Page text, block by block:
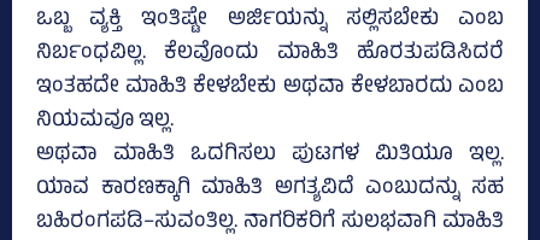
ಒಬ್ಬ ವ್ಯಕ್ತಿ ಇಂತಿಷ್ಟೇ ಅರ್ಜಿಯನ್ನು ಸಲ್ಲಿಸಬೇಕು ಎಂಬ
ನಿರ್ಬಂಧವಿಲ್ಲ. ಕೆಲವೊಂದು ಮಾಹಿತಿ ಹೊರತುಪಡಿಸಿದರೆ
ಇಂತಹದೇ ಮಾಹಿತಿ ಕೇಳಬೇಕು ಅಥವಾ ಕೇಳಬಾರದು ಎಂಬ
ನಿಯಮವೂ ಇಲ್ಲ.
ಅಥವಾ ಮಾಹಿತಿ ಒದಗಿಸಲು ಪುಟಗಳ ಮಿತಿಯೂ ಇಲ್ಲ.
ಯಾವ ಕಾರಣಕ್ಕಾಗಿ ಮಾಹಿತಿ ಅಗತ್ಯವಿದೆ ಎಂಬುದನ್ನು ಸಹ
ಬಹಿರಂಗಪಡಿ–ಸುವಂತಿಲ್ಲ. ನಾಗರಿಕರಿಗೆ ಸುಲಭವಾಗಿ ಮಾಹಿತಿ